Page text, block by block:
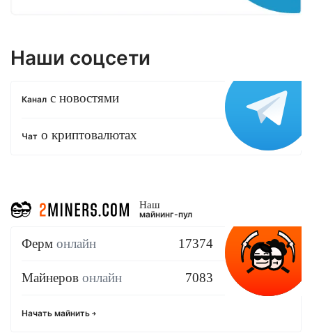
Наши соцсети
Канал с новостями
Чат о криптовалютах
Наш
майнинг-пул
Ферм онлайн 17374
Майнеров онлайн 7083
Начать майнить